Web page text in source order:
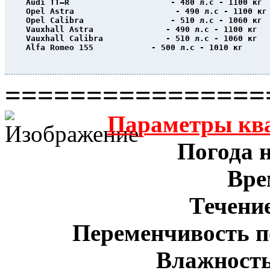
Audi TT–R                     - 480 л.с - 1100 кг
Opel Astra                     - 490 л.с - 1100 кг
Opel Calibra                  - 510 л.с - 1060 кг
Vauxhall Astra               - 490 л.с - 1100 кг
Vauxhall Calibra             - 510 л.с - 1060 кг
Alfa Romeo 155            - 500 л.с - 1010 кг
Параметры
Погода
Переменчивость